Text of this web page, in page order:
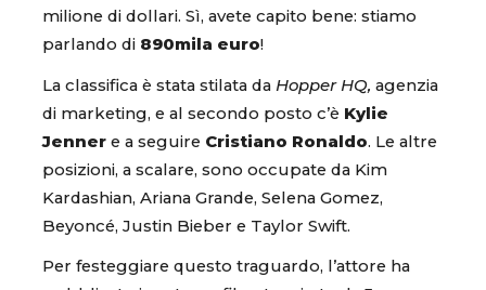
milione di dollari. Sì, avete capito bene: stiamo
parlando di 890mila euro!
La classifica è stata stilata da Hopper HQ, agenzia
di marketing, e al secondo posto c’è Kylie
Jenner e a seguire Cristiano Ronaldo. Le altre
posizioni, a scalare, sono occupate da Kim
Kardashian, Ariana Grande, Selena Gomez,
Beyoncé, Justin Bieber e Taylor Swift.
Per festeggiare questo traguardo, l’attore ha